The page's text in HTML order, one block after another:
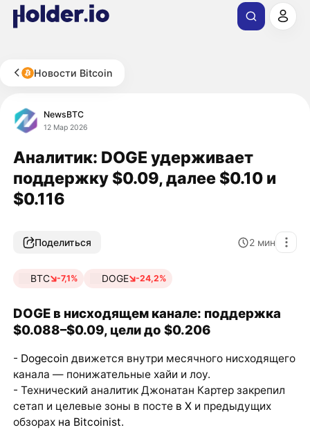
Новости Bitcoin
NewsBTC
12 Мар 2026
Аналитик: DOGE удерживает
поддержку $0.09, далее $0.10 и
$0.116
Поделиться 2 мин
BTC -7,1% DOGE -24,2%
DOGE в нисходящем канале: поддержка
$0.088–$0.09, цели до $0.206
- Dogecoin движется внутри месячного нисходящего
канала — понижательные хайи и лоу.
- Технический аналитик Джонатан Картер закрепил
сетап и целевые зоны в посте в Xи предыдущих
обзорах на Bitcoinist.